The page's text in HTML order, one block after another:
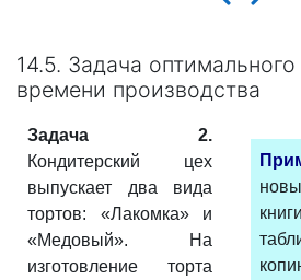
14.5. Задача
времени производства
Задача 2.
Кондитерский цех
выпускает два вида
тортов: «Лакомка» и
«Медовый». На
изготовление торта